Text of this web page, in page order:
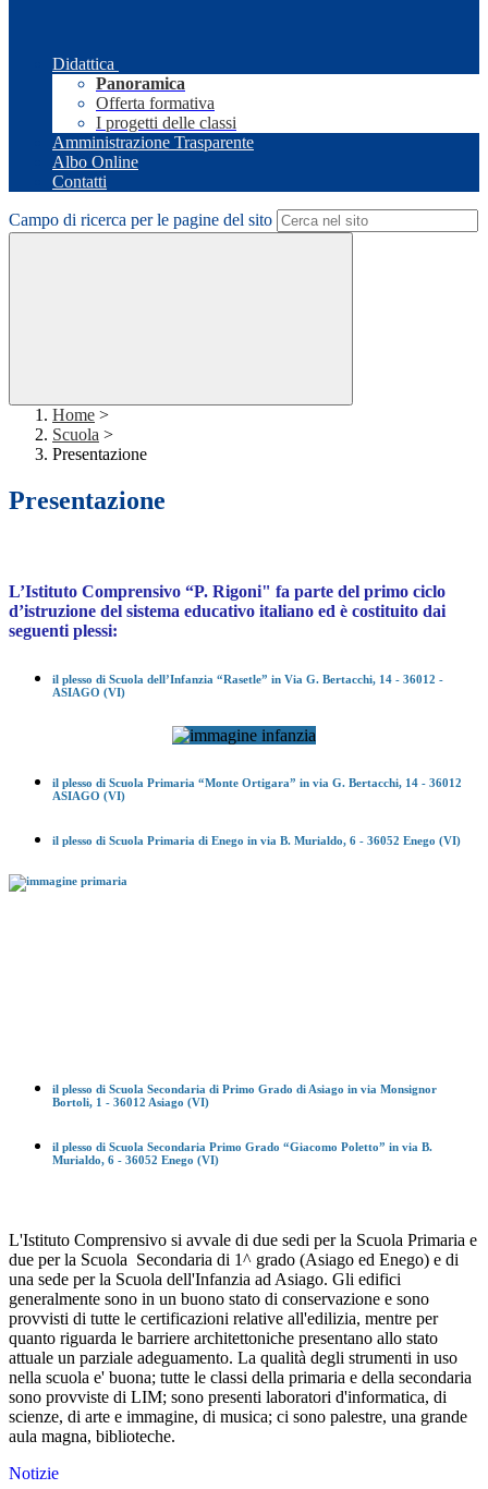
Didattica
Panoramica
Offerta formativa
I progetti delle classi
Amministrazione Trasparente
Albo Online
Contatti
Campo di ricerca per le pagine del sito
Home >
Scuola >
Presentazione
Presentazione
L’Istituto Comprensivo “P. Rigoni" fa parte del primo ciclo
d’istruzione del sistema educativo italiano ed è costituito dai
seguenti plessi:
il plesso di Scuola dell’Infanzia “Rasetle” in Via G. Bertacchi, 14 - 36012 -
ASIAGO (VI)
il plesso di Scuola Primaria “Monte Ortigara” in via G. Bertacchi, 14 - 36012
ASIAGO (VI)
il plesso di Scuola Primaria di Enego in via B. Murialdo, 6 - 36052 Enego (VI)
il plesso di Scuola Secondaria di Primo Grado di Asiago in via Monsignor
Bortoli, 1 - 36012 Asiago (VI)
il plesso di Scuola Secondaria Primo Grado “Giacomo Poletto” in via B.
Murialdo, 6 - 36052 Enego (VI)
L'Istituto Comprensivo si avvale di due sedi per la Scuola Primaria e
due per la Scuola Secondaria di 1^ grado (Asiago ed Enego) e di
una sede per la Scuola dell'Infanzia ad Asiago. Gli edifici
generalmente sono in un buono stato di conservazione e sono
provvisti di tutte le certificazioni relative all'edilizia, mentre per
quanto riguarda le barriere architettoniche presentano allo stato
attuale un parziale adeguamento. La qualità degli strumenti in uso
nella scuola e' buona; tutte le classi della primaria e della secondaria
sono provviste di LIM; sono presenti laboratori d'informatica, di
scienze, di arte e immagine, di musica; ci sono palestre, una grande
aula magna, biblioteche.
Notizie